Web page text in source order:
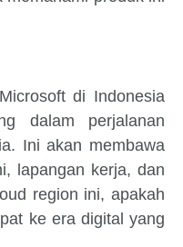
di Indonesia
dalam perjalanan
Ini akan membawa
lapangan kerja, dan
region ini, apakah
ke era digital yang